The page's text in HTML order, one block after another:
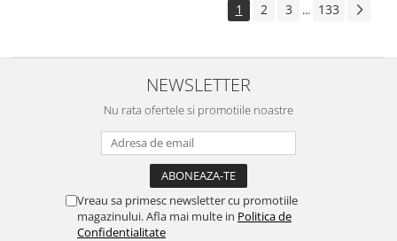
1 2 3 ... 133
NEWSLETTER
Nu rata ofertele si promotiile noastre
Vreau sa primesc newsletter cu promotiile
magazinului. Afla mai multe in Politica de
Confidentialitate